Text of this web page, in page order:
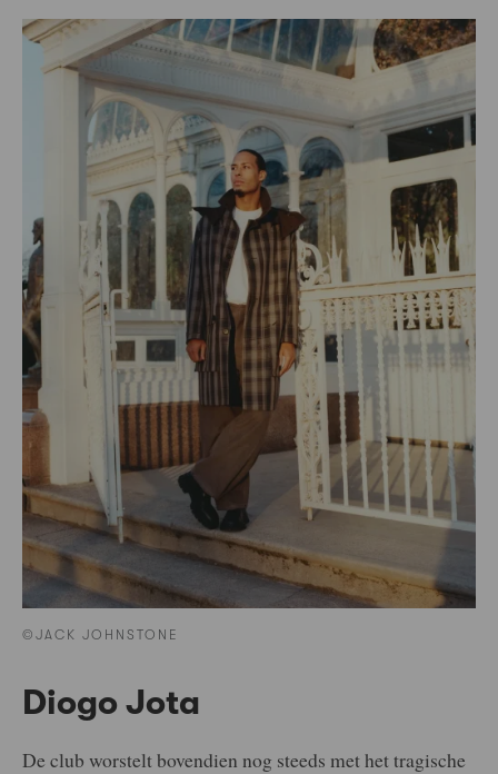
©JACK JOHNSTONE
Diogo Jota
De club worstelt bovendien nog steeds met het tragische